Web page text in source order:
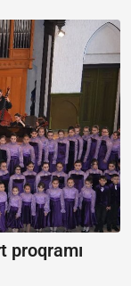
proqramı